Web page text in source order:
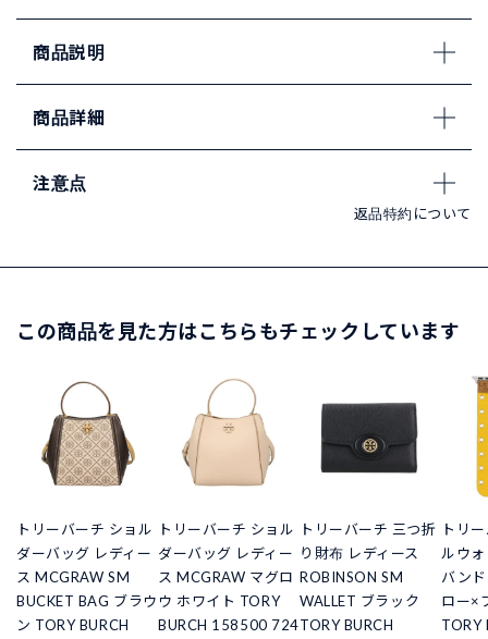
商品説明
商品詳細
注意点
返品特約について
この商品を見た方はこちらもチェックしています
トリーバーチ ショル
ダーバッグ レディー
ス MCGRAW SM
BUCKET BAG ブラウ
ン TORY BURCH
トリーバーチ ショル
ダーバッグ レディー
ス MCGRAW マグロ
ウ ホワイト TORY
BURCH 158500 724
トリーバーチ 三つ折
り財布 レディース
ROBINSON SM
WALLET ブラック
TORY BURCH
トリ
ルウ
バン
ロー×
TORY